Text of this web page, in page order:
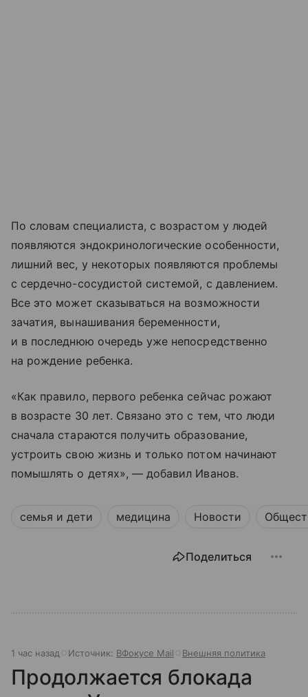
По словам специалиста, с возрастом у людей
появляются эндокринологические особенности,
лишний вес, у некоторых появляются проблемы
с сердечно-сосудистой системой, с давлением.
Все это может сказываться на возможности
зачатия, вынашивания беременности,
и в последнюю очередь уже непосредственно
на рождение ребенка.
«Как правило, первого ребенка сейчас рожают
в возрасте 30 лет. Связано это с тем, что люди
сначала стараются получить образование,
устроить свою жизнь и только потом начинают
помышлять о детях», — добавил Иванов.
семья и дети медицина Новости
Поделиться
1 час назад Источник: ВФокусе Mail Внешняя политика
Продолжается блокада